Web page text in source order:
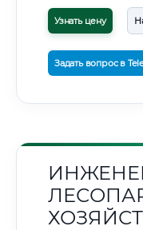
Узнать цену
Задать вопрос в